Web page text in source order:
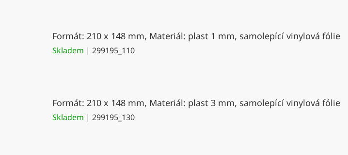
Formát: 210 x 148 mm, Materiál: plast 1 mm, samolepící vinylová fólie
Skladem | 299195_110
Formát: 210 x 148 mm, Materiál: plast 3 mm, samolepící vinylová fólie
Skladem | 299195_130